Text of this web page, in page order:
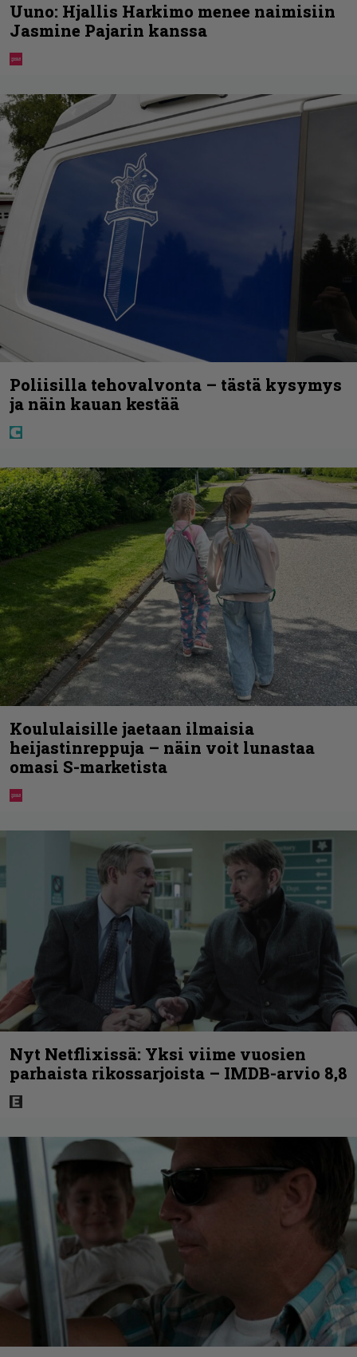
Uuno: Hjallis Harkimo menee naimisiin
Jasmine Pajarin kanssa
Poliisilla tehovalvonta – tästä kysymys
ja näin kauan kestää
Koululaisille jaetaan ilmaisia
heijastinreppuja – näin voit lunastaa
omasi S-marketista
Nyt Netflixissä: Yksi viime vuosien
parhaista rikossarjoista – IMDB-arvio 8,8